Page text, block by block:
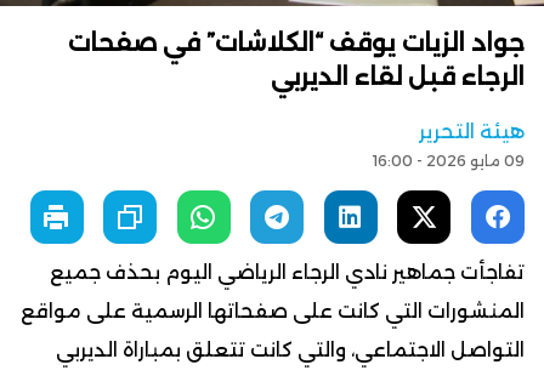
جواد الزيات يوقف “الكلاشات” في صفحات
الرجاء قبل لقاء الديربي
هيئة التحرير
09 مايو 2026 - 16:00
تفاجأت جماهير نادي الرجاء الرياضي اليوم بحذف جميع
المنشورات التي كانت على صفحاتها الرسمية على مواقع
التواصل الاجتماعي، والتي كانت تتعلق بمباراة الديربي